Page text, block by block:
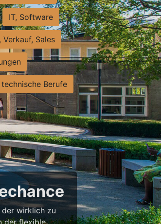
IT, Software
Sales
Berufe
der wirklich zu